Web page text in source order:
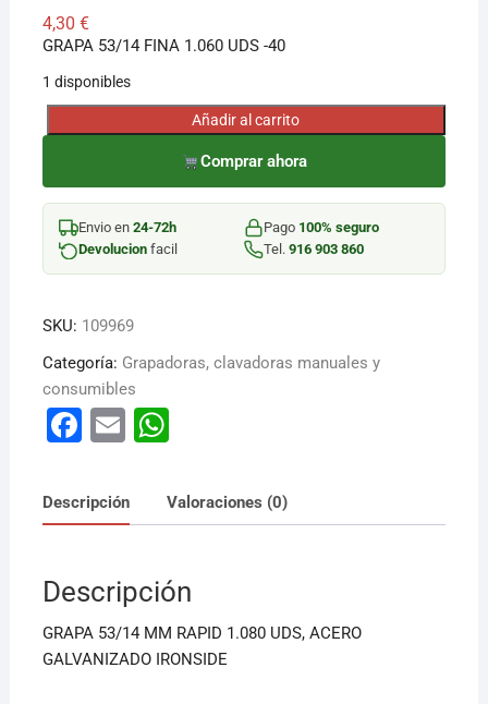
4,30 €
GRAPA 53/14 FINA 1.060 UDS -40
1 disponibles
GRAPA
FINA
1.060
UDS
-40
Añadir al carrito
Comprar ahora
Envio en 24-72h Pago 100% seguro
Devolucionfacil Tel. 916 903 860
SKU: 109969
Categoría: Grapadoras, clavadoras manuales y
consumibles
F
c
e
o
o
k
E
ai
l
at
s
p
p
Descripción Valoraciones (0)
Descripción
GRAPA 53/14 MM RAPID 1.080 UDS, ACERO
GALVANIZADO IRONSIDE